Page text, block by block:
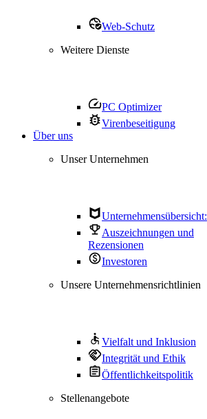
Web-Schutz
Weitere Dienste
PC Optimizer
Virenbeseitigung
Über uns
Unser Unternehmen
Unternehmensübersicht:
Auszeichnungen und
Rezensionen
Investoren
Unsere Unternehmensrichtlinien
Vielfalt und Inklusion
Integrität und Ethik
Öffentlichkeitspolitik
Stellenangebote